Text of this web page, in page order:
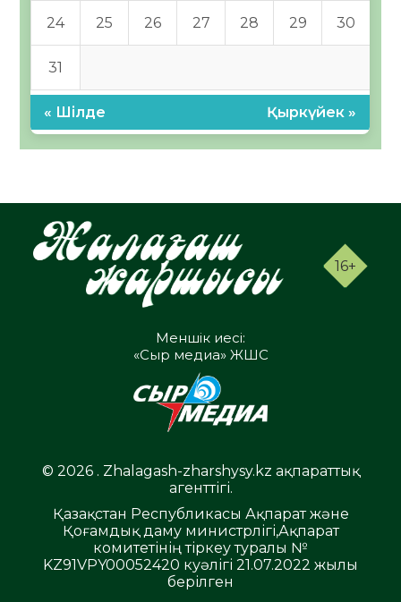
24 25 26 27 28 29 30
31
« Шілде Қыркүйек »
16+
Меншік иесі:
«Сыр медиа» ЖШС
© 2026 . Zhalagash-zharshysy.kz ақпараттық
агенттігі.
Қазақстан Республикасы Ақпарат және
Қоғамдық даму министрлігі,Ақпарат
комитетінің тіркеу туралы №
KZ91VPY00052420 куәлігі 21.07.2022 жылы
берілген